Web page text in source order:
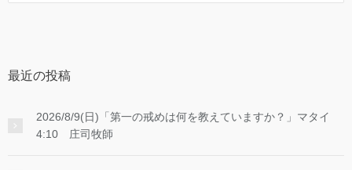
最近の投稿
2026/8/9(日)「第一の戒めは何を教えていますか？」マタイ
4:10 庄司牧師